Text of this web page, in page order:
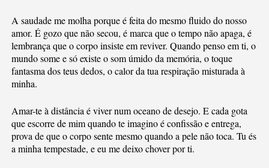
A saudade me molha porque é feita do mesmo fluido do nosso
amor. É gozo que não secou, é marca que o tempo não apaga, é
lembrança que o corpo insiste em reviver. Quando penso em ti, o
mundo some e só existe o som úmido da memória, o toque
fantasma dos teus dedos, o calor da tua respiração misturada à
minha.
Amar-te à distância é viver num oceano de desejo. E cada gota
que escorre de mim quando te imagino é confissão e entrega,
prova de que o corpo sente mesmo quando a pele não toca. Tu és
a minha tempestade, e eu me deixo chover por ti.